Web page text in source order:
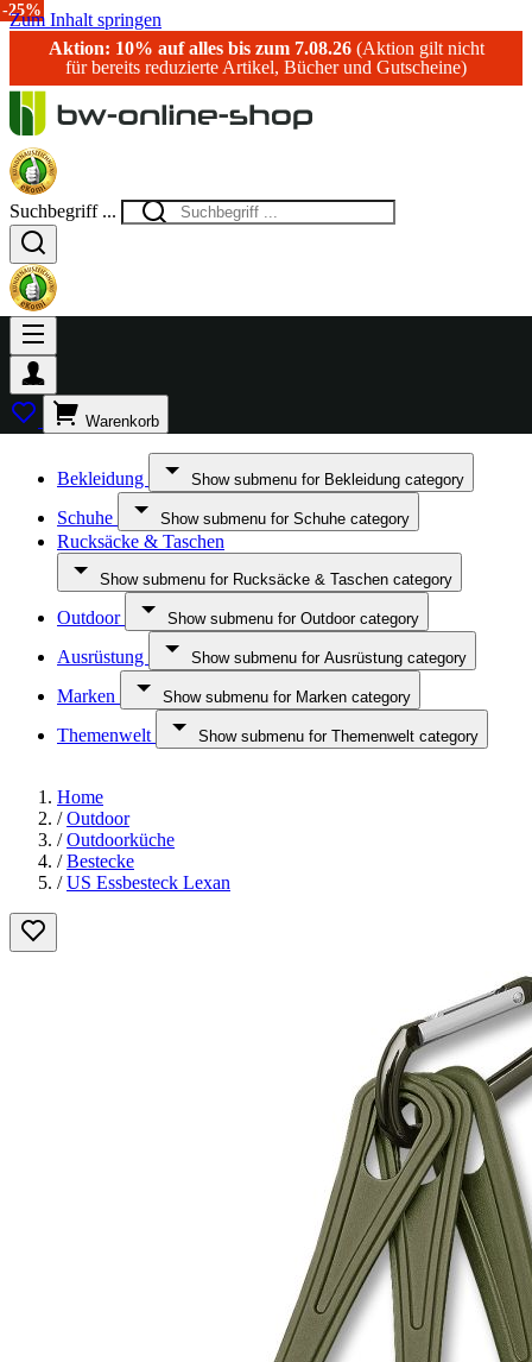
Zum Inhalt springen
Aktion: 10% auf alles bis zum 7.08.26(Aktion gilt nicht
für bereits reduzierte Artikel, Bücher und Gutscheine)
Suchbegriff ...
Warenkorb
Bekleidung Show submenu for Bekleidung category
Schuhe Show submenu for Schuhe category
Rucksäcke & Taschen
Show submenu for Rucksäcke & Taschen category
Outdoor Show submenu for Outdoor category
Ausrüstung Show submenu for Ausrüstung category
Marken Show submenu for Marken category
Themenwelt Show submenu for Themenwelt category
Home
/ Outdoor
/ Outdoorküche
/ Bestecke
/ US Essbesteck Lexan
-20%
-25%